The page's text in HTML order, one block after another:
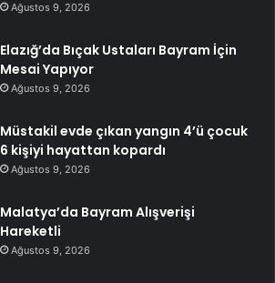
Ağustos 9, 2026
Elazığ’da Bıçak Ustaları Bayram İçin
Mesai Yapıyor
Ağustos 9, 2026
Müstakil evde çıkan yangın 4’ü çocuk
6 kişiyi hayattan kopardı
Ağustos 9, 2026
Malatya’da Bayram Alışverişi
Hareketli
Ağustos 9, 2026